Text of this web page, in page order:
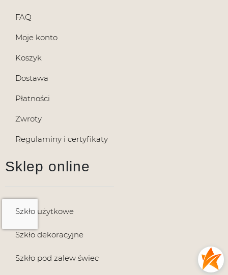
FAQ
Moje konto
Koszyk
Dostawa
Płatności
Zwroty
Regulaminy i certyfikaty
Sklep online
Szkło użytkowe
Szkło dekoracyjne
Szkło pod zalew świec